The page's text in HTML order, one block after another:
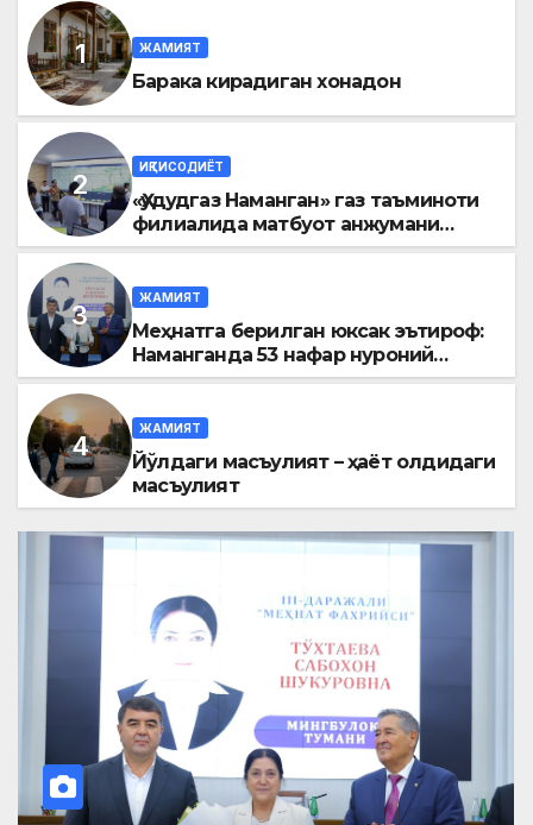
ЖАМИЯТ
Барака кирадиган хонадон
ИҚТИСОДИЁТ
«Ҳудудгаз Наманган» газ таъминоти
филиалида матбуот анжумани
ўтказилди
ЖАМИЯТ
Меҳнатга берилган юксак эътироф:
Наманганда 53 нафар нуроний
«Меҳнат фахрийси» кўкрак нишони
ЖАМИЯТ
Йўлдаги масъулият – ҳаёт олдидаги
масъулият